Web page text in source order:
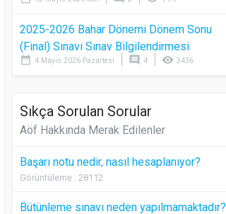
2025-2026 Bahar Dönemi Dönem Sonu
(Final) Sınavı Sınav Bilgilendirmesi
date_range 4 Mayıs 2026 Pazartesi comment 4 visibility 3436
Sıkça Sorulan Sorular
Aöf Hakkında Merak Edilenler
Başarı notu nedir, nasıl hesaplanıyor?
Görüntüleme : 28112
Bütünleme sınavı neden yapılmamaktadır?